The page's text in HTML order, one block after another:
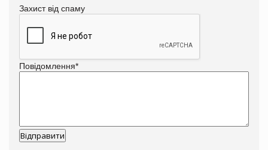
Захист від спаму
Повідомлення*